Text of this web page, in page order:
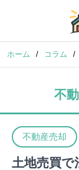
ホーム / コラム /
不
不動産売却
土地売買で